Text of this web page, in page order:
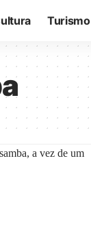
Turismo